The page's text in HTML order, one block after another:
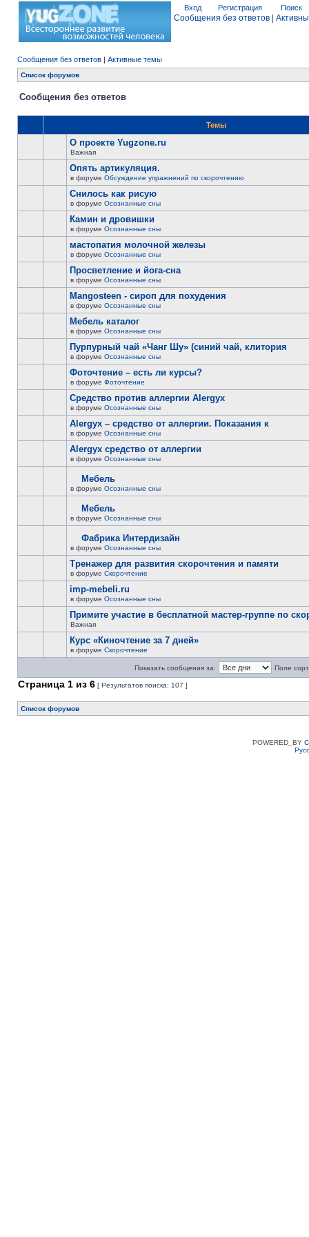
Вход Регистрация Поиск
Сообщения без ответов
Сообщения без ответов | Активные темы
Список форумов
Сообщения без ответов
Темы
О проекте Yugzone.ru
Важная
Опять артикуляция.
в форуме Обсуждение упражнений по скорочтению
Снилось как рисую
в форуме Осознанные сны
Камин и дровишки
в форуме Осознанные сны
мастопатия молочной железы
в форуме Осознанные сны
Просветление и йога-сна
в форуме Осознанные сны
Mangosteen - сироп для похудения
в форуме Осознанные сны
Мебель каталог
в форуме Осознанные сны
Пурпурный чай «Чанг Шу» (синий чай, клитория
в форуме Осознанные сны
Фоточтение – есть ли курсы?
в форуме Фоточтение
Cредство против аллергии Alergyx
в форуме Осознанные сны
Alergyx – средство от аллергии. Показания к
в форуме Осознанные сны
Alergyx средство от аллергии
в форуме Осознанные сны
Мебель
в форуме Осознанные сны
Мебель
в форуме Осознанные сны
Фабрика Интердизайн
в форуме Осознанные сны
Тренажер для развития скорочтения и памяти
в форуме Скорочтение
imp-mebeli.ru
в форуме Осознанные сны
Примите участие в бесплатной мастер-группе по
Важная
Курс «Киночтение за 7 дней»
в форуме Скорочтение
Показать сообщения за: Поле
Страница 1 из 6 [ Результатов поиска: 107 ]
Список форумов
POWERED_BY